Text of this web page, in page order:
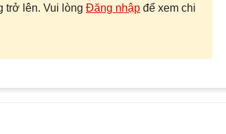
trở lên. Vui lòng Đăng nhập để xem chi